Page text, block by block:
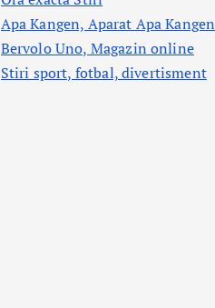
Apa Kangen, Aparat Apa Kangen
Bervolo Uno, Magazin online
Stiri sport, fotbal,divertisment